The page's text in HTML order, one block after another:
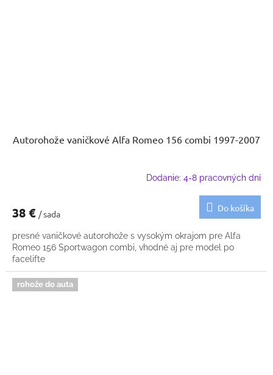
Autorohože vaničkové Alfa Romeo 156 combi 1997-2007
Dodanie: 4-8 pracovných dní
38 € / sada
Do košíka
presné vaničkové autorohože s vysokým okrajom pre Alfa
Romeo 156 Sportwagon combi, vhodné aj pre model po
facelifte
rohože do auta